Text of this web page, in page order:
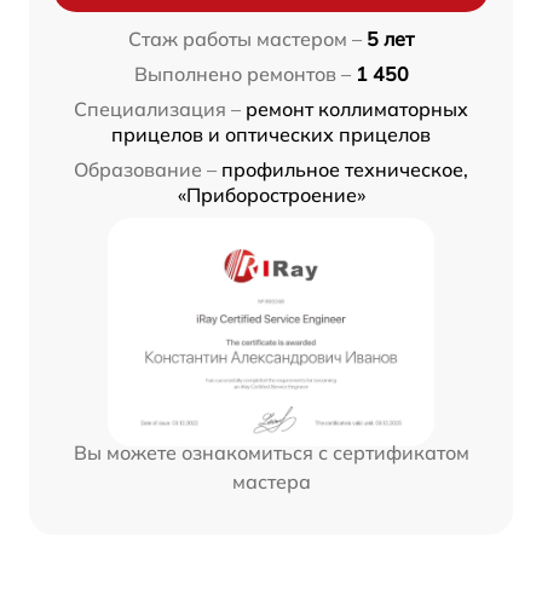
Стаж работы мастером – 5 лет
Выполнено ремонтов – 1 450
Специализация – ремонт коллиматорных
прицелов и оптических прицелов
Образование – профильное техническое,
«Приборостроение»
Вы можете ознакомиться с сертификатом
мастера